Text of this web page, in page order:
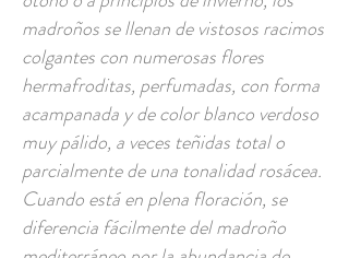
madroños se llenan de vistosos racimos
colgantes con numerosas flores
hermafroditas, perfumadas, con forma
acampanada y de color blanco verdoso
muy pálido, a veces teñidas total o
parcialmente de una tonalidad rosácea.
Cuando está en plena floración, se
diferencia fácilmente del madroño